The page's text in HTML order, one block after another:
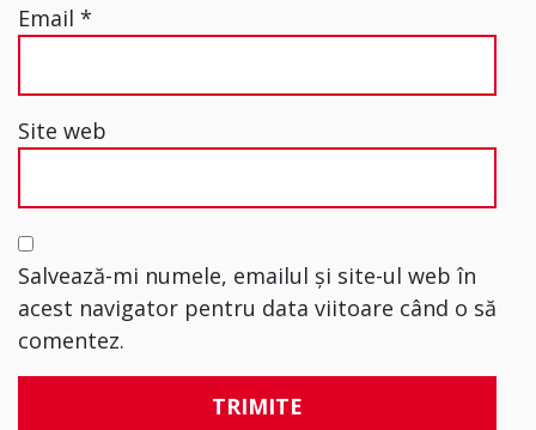
Email *
Site web
Salvează-mi numele, emailul și site-ul web în
acest navigator pentru data viitoare când o să
comentez.